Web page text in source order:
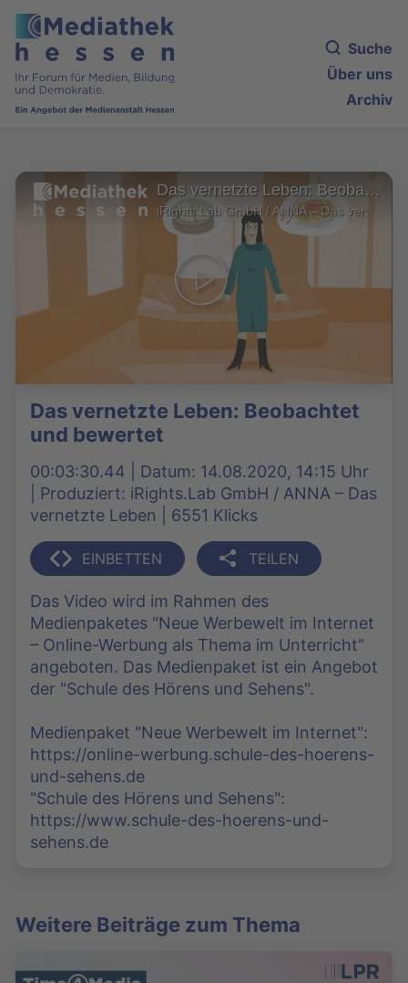
Suche
Über uns
Archiv
Das vernetzte Leben: Beobachtet und bewertet
Das vernetzte Leben: Beobachtet
und bewertet
00:03:30.44 | Datum: 14.08.2020, 14:15 Uhr
| Produziert: iRights.Lab GmbH / ANNA – Das
vernetzte Leben | 6551 Klicks
EINBETTEN TEILEN
Das Video wird im Rahmen des
Medienpaketes "Neue Werbewelt im Internet
– Online-Werbung als Thema im Unterricht"
angeboten. Das Medienpaket ist ein Angebot
der "Schule des Hörens und Sehens".
Medienpaket "Neue Werbewelt im Internet":
https://online-werbung.schule-des-hoerens-
und-sehens.de
"Schule des Hörens und Sehens":
https://www.schule-des-hoerens-und-
sehens.de
Weitere Beiträge zum Thema